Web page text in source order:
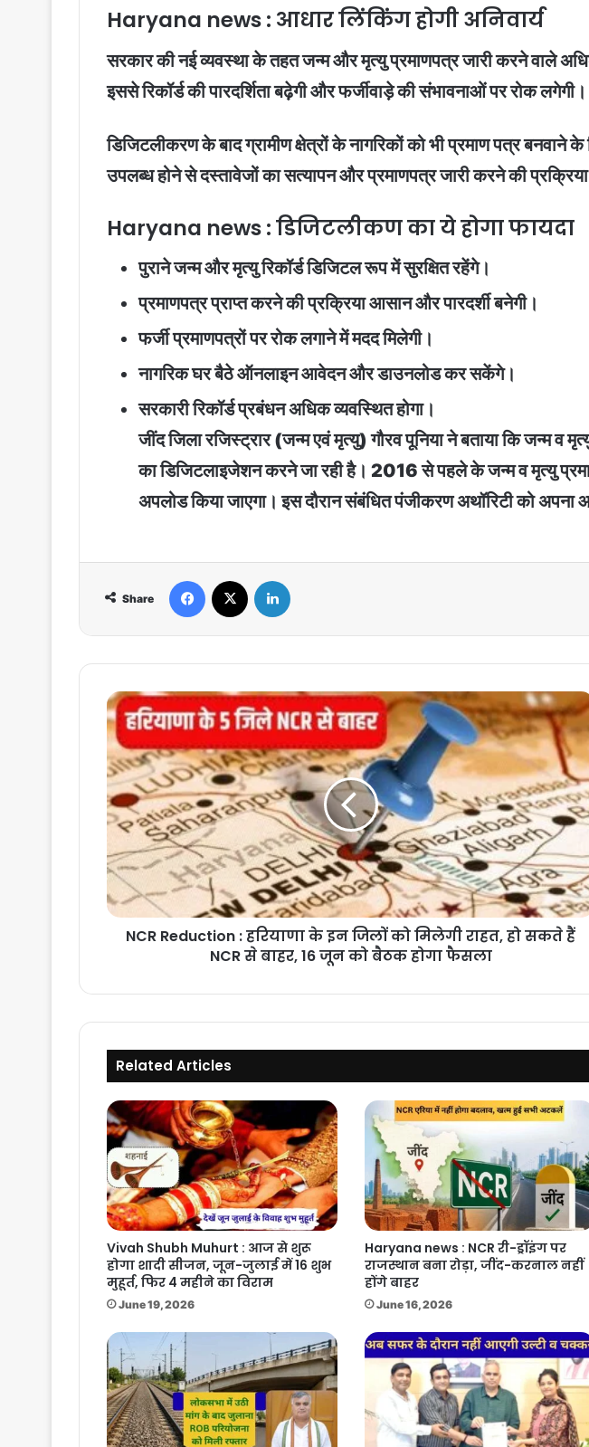
Haryana news : आधार लिंकिंग होगी अनिवार्य
सरकार की नई व्यवस्था के तहत जन्म और मृत्यु प्रमाणपत्र जारी करने वाले
इससे रिकॉर्ड की पारदर्शिता बढ़ेगी और फर्जीवाड़े की संभावनाओं पर रोक लगेगी।
डिजिटलीकरण के बाद ग्रामीण क्षेत्रों के नागरिकों को भी प्रमाण पत्र
उपलब्ध होने से दस्तावेजों का सत्यापन और प्रमाणपत्र जारी करने की
Haryana news : डिजिटलीकण का ये होगा फायदा
पुराने जन्म और मृत्यु रिकॉर्ड डिजिटल रूप में सुरक्षित रहेंगे।
प्रमाणपत्र प्राप्त करने की प्रक्रिया आसान और पारदर्शी बनेगी।
फर्जी प्रमाणपत्रों पर रोक लगाने में मदद मिलेगी।
नागरिक घर बैठे ऑनलाइन आवेदन और डाउनलोड कर सकेंगे।
सरकारी रिकॉर्ड प्रबंधन अधिक व्यवस्थित होगा।
जींद जिला रजिस्ट्रार (जन्म एवं मृत्यु) गौरव पूनिया ने बताया कि जन्म
का डिजिटलाइजेशन करने जा रही है। 2016 से पहले के जन्म व मृत्यु
अपलोड किया जाएगा। इस दौरान संबंधित पंजीकरण अथॉरिटी को अपना
Share
Facebook
NCR
Reduction
:
हरियाणा
के
इन
जिलों
मिलेगी
राहत,
हो
सकते
जून
बैठक
होगा
फैसला
NCR Reduction : हरियाणा के इन जिलों को मिलेगी राहत, हो सकते हैं
NCR से बाहर, 16 जून को बैठक होगा फैसला
Related Articles
Vivah Shubh Muhurt : आज से शुरू
होगा शादी सीजन, जून-जुलाई में 16 शुभ
मुहूर्त, फिर 4 महीने का विराम
June 19, 2026
Haryana news : NCR री-ड्रॉइंग पर
राजस्थान बना रोड़ा, जींद-करनाल नहीं
होंगे बाहर
June 16, 2026